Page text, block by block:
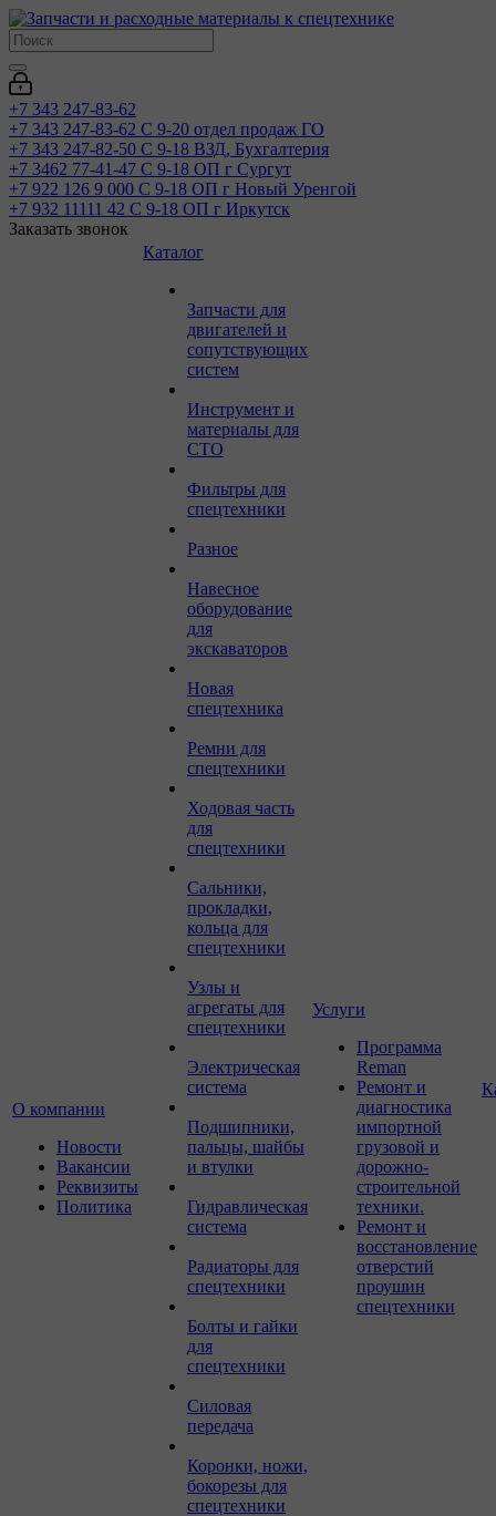
+7 343 247-83-62
+7 343 247-83-62 С 9-20 отдел продаж ГО
+7 343 247-82-50 С 9-18 ВЗД, Бухгалтерия
+7 3462 77-41-47 С 9-18 ОП г Сургут
+7 922 126 9 000 С 9-18 ОП г Новый Уренгой
+7 932 11111 42 С 9-18 ОП г Иркутск
Заказать звонок
О компании
Новости
Вакансии
Реквизиты
Политика
Каталог
Запчасти для
двигателей и
сопутствующих
систем
Инструмент и
материалы для
СТО
Фильтры для
спецтехники
Разное
Навесное
оборудование
для
экскаваторов
Новая
спецтехника
Ремни для
спецтехники
Ходовая часть
для
спецтехники
Сальники,
прокладки,
кольца для
спецтехники
Узлы и
агрегаты для
спецтехники
Электрическая
система
Подшипники,
пальцы, шайбы
и втулки
Гидравлическая
система
Радиаторы для
спецтехники
Болты и гайки
для
спецтехники
Силовая
передача
Коронки, ножи,
бокорезы для
спецтехники
Услуги
Программа
Reman
Ремонт и
диагностика
импортной
грузовой и
дорожно-
строительной
техники.
Ремонт и
восстановление
отверстий
проушин
спецтехники